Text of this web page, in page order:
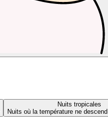
Nuits tropicales
Nuits où la température ne